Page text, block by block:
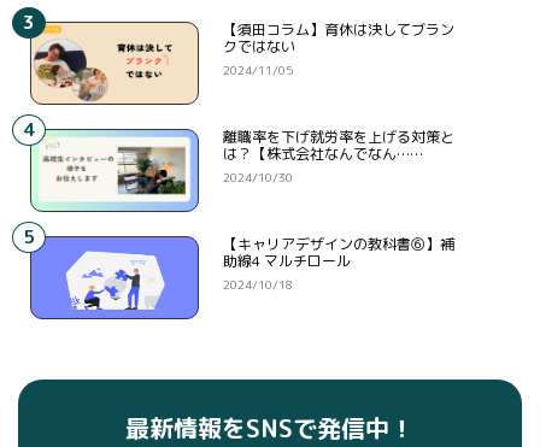
3
【須田コラム】育休は決してブラン
クではない
2024/11/05
4
離職率を下げ就労率を上げる対策と
は？【株式会社なんでなん……
2024/10/30
5
【キャリアデザインの教科書⑥】補
助線4 マルチロール
2024/10/18
最新情報をSNSで発信中！